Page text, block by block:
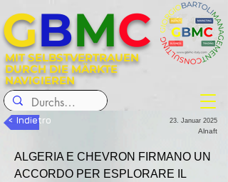
MIT SELBSTVERTRAUEN
DURCH DIE MÄRKTE
NAVIGIEREN
GBMC
< Indietro 23. Januar 2025
Alnaft
ALGERIA E CHEVRON FIRMANO UN
ACCORDO PER ESPLORARE IL